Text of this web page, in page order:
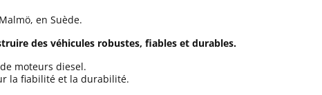
en Suède.
des véhicules robustes, fiables et durables.
moteurs diesel.
la fiabilité et la durabilité.